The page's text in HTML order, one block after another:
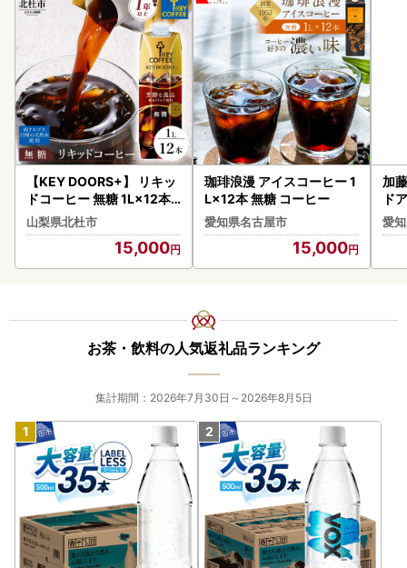
【KEY DOORS+】 リキッ
ドコーヒー 無糖 1L×12本
アイスコーヒー [h146]
山梨県北杜市
15,000
珈琲浪漫 アイスコーヒー 1
L×12本 無糖 コーヒー
愛知県名古屋市
15,000
加
ド
愛
お茶・飲料の人気返礼品ランキング
集計期間：2026年7月30日～2026年8月5日